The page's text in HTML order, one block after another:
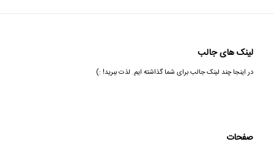
لینک های جالب
در اینجا چند لینک جالب برای شما گذاشته ایم. لذت ببرید! :)
صفحات